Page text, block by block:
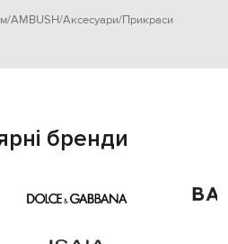
AMBUSH Аксесуари Прикраси
бренди